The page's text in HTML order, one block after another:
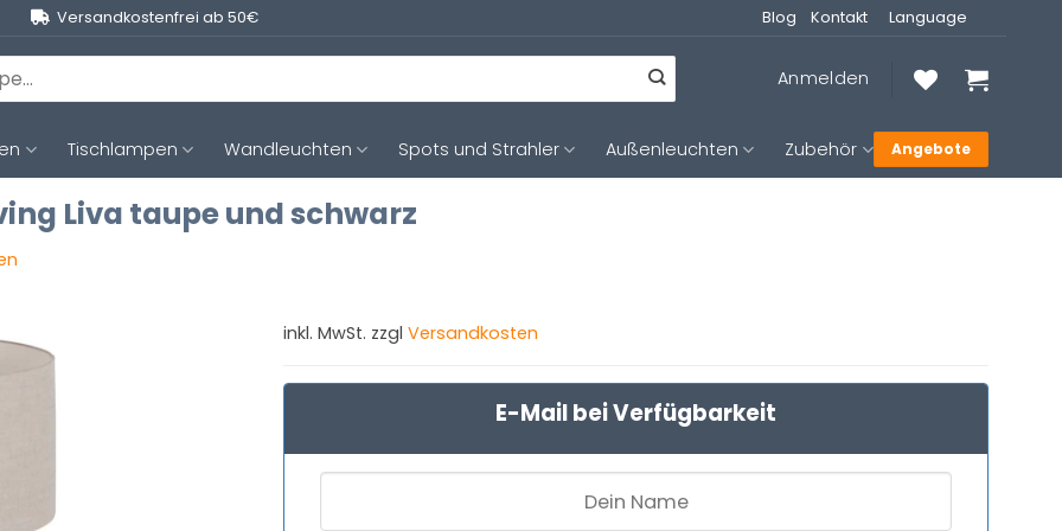
Versandkostenfrei ab 50€ Blog Kontakt Language
Anmelden
Tischlampen Wandleuchten Spots und Strahler Außenleuchten Zubehör Angebote
Liva taupe und schwarz
inkl. MwSt. zzgl Versandkosten
E-Mail bei Verfügbarkeit